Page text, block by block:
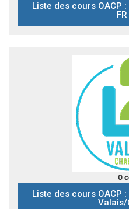
Liste des cours OACP
0
Liste des cours OACP
Valais/